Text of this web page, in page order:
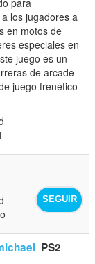
los jugadores a
en motos de
especiales en
juego es un
de arcade
juego frenético
SEGUIR
PS2